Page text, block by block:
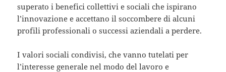
superato i benefici collettivi e sociali che ispirano
l’innovazione e accettano il soccombere di alcuni
profili professionali o successi aziendali a perdere.
I valori sociali condivisi, che vanno tutelati per
l’interesse generale nel modo del lavoro e